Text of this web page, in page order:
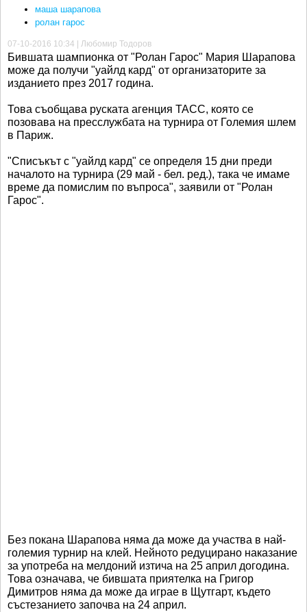
маша шарапова
ролан гарос
07-10-2016 10:34 | Любомир Тодоров
Бившата шампионка от "Ролан Гарос" Мария Шарапова
може да получи "уайлд кард" от организаторите за
изданието през 2017 година.
Това съобщава руската агенция ТАСС, която се
позовава на пресслужбата на турнира от Големия шлем
в Париж.
"Списъкът с "уайлд кард" се определя 15 дни преди
началото на турнира (29 май - бел. ред.), така че имаме
време да помислим по въпроса", заявили от "Ролан
Гарос".
Без покана Шарапова няма да може да участва в най-
големия турнир на клей. Нейното редуцирано наказание
за употреба на мелдоний изтича на 25 април догодина.
Това означава, че бившата приятелка на Григор
Димитров няма да може да играе в Щутгарт, където
състезанието започва на 24 април.